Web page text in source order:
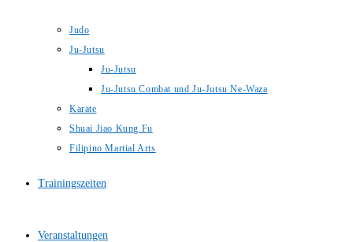
Judo
Ju-Jutsu
Ju-Jutsu
Ju-Jutsu Combat und Ju-Jutsu Ne-Waza
Karate
Shuai Jiao Kung Fu
Filipino Martial Arts
Trainingszeiten
Veranstaltungen